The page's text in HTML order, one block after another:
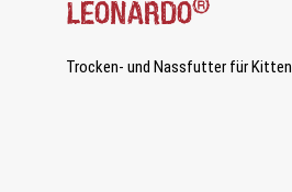
LEONARDO®
Trocken- und Nassfutter für Kitten.